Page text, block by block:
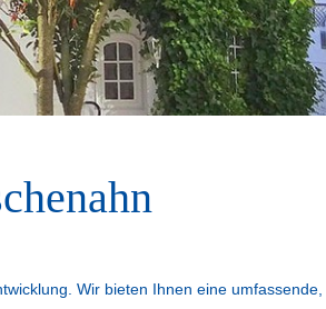
Wir bieten Ihnen eine umfassende,